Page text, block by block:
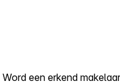
Word een erkend